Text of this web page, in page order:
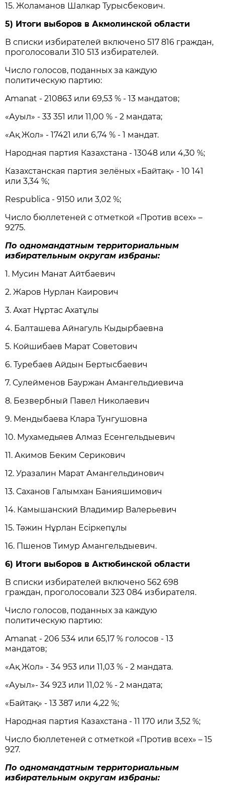
15. Жоламанов Шалкар Турысбекович.
5) Итоги выборов в Акмолинской области
В списки избирателей включено 517 816 граждан,
проголосовали 310 513 избирателей.
Число голосов, поданных за каждую
политическую партию:
Amanat - 210863 или 69,53 % - 13 мандатов;
«Ауыл» - 33 351 или 11,00 % - 2 мандата;
«Ақ Жол» - 17421 или 6,74 % - 1 мандат.
Народная партия Казахстана - 13048 или 4,30 %;
Казахстанская партия зелёных «Байтақ» - 10 141
или 3,34 %;
Respublica - 9150 или 3,02 %;
Число бюллетеней с отметкой «Против всех» –
9275.
По одномандатным территориальным
избирательным округам избраны:
1. Мусин Манат Айтбаевич
2. Жаров Нурлан Каирович
3. Ахат Нұртас Ахатұлы
4. Балташева Айнагуль Кыдырбаевна
5. Койшибаев Марат Советович
6. Туребаев Айдын Бертысбаевич
7. Сулейменов Бауржан Амангельдиевича
8. Безвербный Павел Николаевич
9. Мендыбаева Клара Тунгушовна
10. Мухамедьяев Алмаз Есенгельдыевич
11. Акимов Беким Серикович
12. Уразалин Марат Амангельдинович
13. Саханов Галымхан Банияшимович
14. Камышанский Владимир Валерьевич
15. Тәжин Нұрлан Есіркепұлы
16. Пшенов Тимур Амангельдыевич.
6) Итоги выборов в Актюбинской области
В списки избирателей включено 562 698
граждан, проголосовали 323 084 избирателя.
Число голосов, поданных за каждую
политическую партию:
Amanat - 206 534 или 65,17 % голосов - 13
мандатов;
«Ақ Жол» - 34 953 или 11,03 % - 2 мандата.
«Ауыл»- 34 923 или 11,02 % - 2 мандата;
«Байтақ» - 13 387 или 4,22 %;
Народная партия Казахстана - 11 170 или 3,52 %;
Число бюллетеней с отметкой «Против всех» – 15
927.
По одномандатным территориальным
избирательным округам избраны: